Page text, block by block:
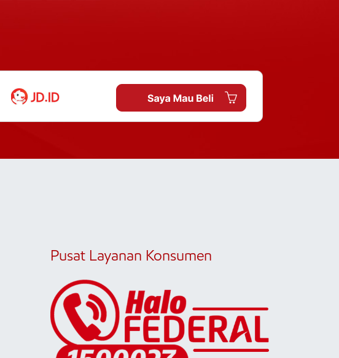
Pusat Layanan Konsumen